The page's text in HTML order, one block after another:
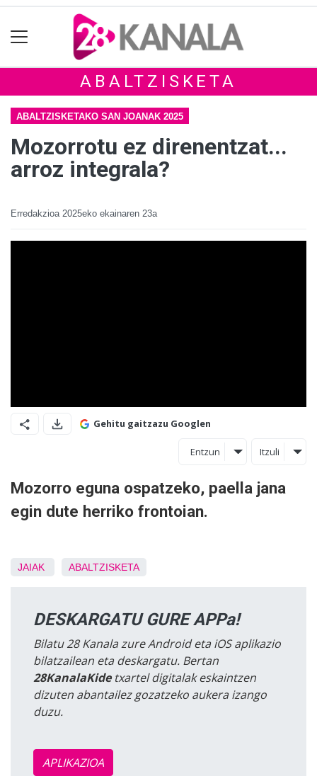
ABALTZISKETA
ABALTZISKETAKO SAN JOANAK 2025
Mozorrotu ez direnentzat...
arroz integrala?
Erredakzioa 2025eko ekainaren 23a
Gehitu gaitzazu Googlen
Entzun Itzuli
Mozorro eguna ospatzeko, paella jana
egin dute herriko frontoian.
JAIAK ABALTZISKETA
DESKARGATU GURE APPa!
Bilatu 28 Kanala zure Android eta iOS aplikazio
bilatzailean eta deskargatu. Bertan
28KanalaKidetxartel digitalak eskaintzen
dizuten abantailez gozatzeko aukera izango
duzu.
APLIKAZIOA